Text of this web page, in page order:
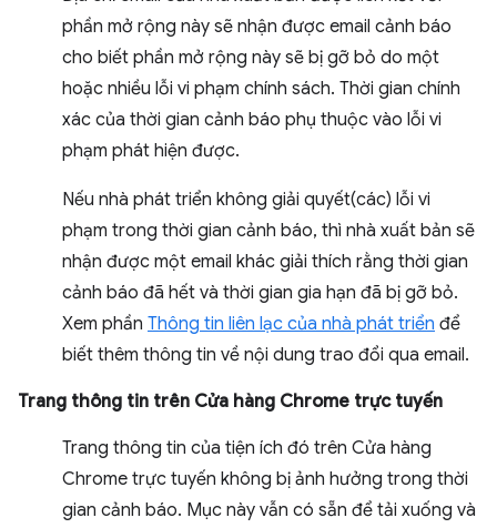
phần mở rộng này sẽ nhận được email cảnh báo
cho biết phần mở rộng này sẽ bị gỡ bỏ do một
hoặc nhiều lỗi vi phạm chính sách. Thời gian chính
xác của thời gian cảnh báo phụ thuộc vào lỗi vi
phạm phát hiện được.
Nếu nhà phát triển không giải quyết(các) lỗi vi
phạm trong thời gian cảnh báo, thì nhà xuất bản sẽ
nhận được một email khác giải thích rằng thời gian
cảnh báo đã hết và thời gian gia hạn đã bị gỡ bỏ.
Xem phần Thông tin liên lạc của nhà phát triển để
biết thêm thông tin về nội dung trao đổi qua email.
Trang thông tin trên Cửa hàng Chrome trực tuyến
Trang thông tin của tiện ích đó trên Cửa hàng
Chrome trực tuyến không bị ảnh hưởng trong thời
gian cảnh báo. Mục này vẫn có sẵn để tải xuống và